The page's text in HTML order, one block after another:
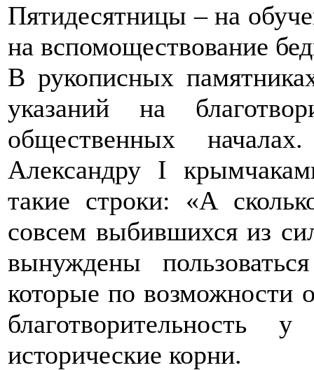
Пятидесятницы – на
на вспомоществование
В рукописных
указаний на
общественных
Александру I
такие строки: «А
совсем выбившихся из
вынуждены
которые по возможности
благотворительность
исторические корни.